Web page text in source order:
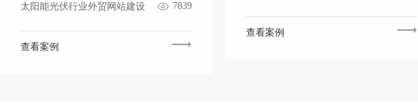
太阳能光伏行业外贸网站建设 7839
查看案例
查看案例